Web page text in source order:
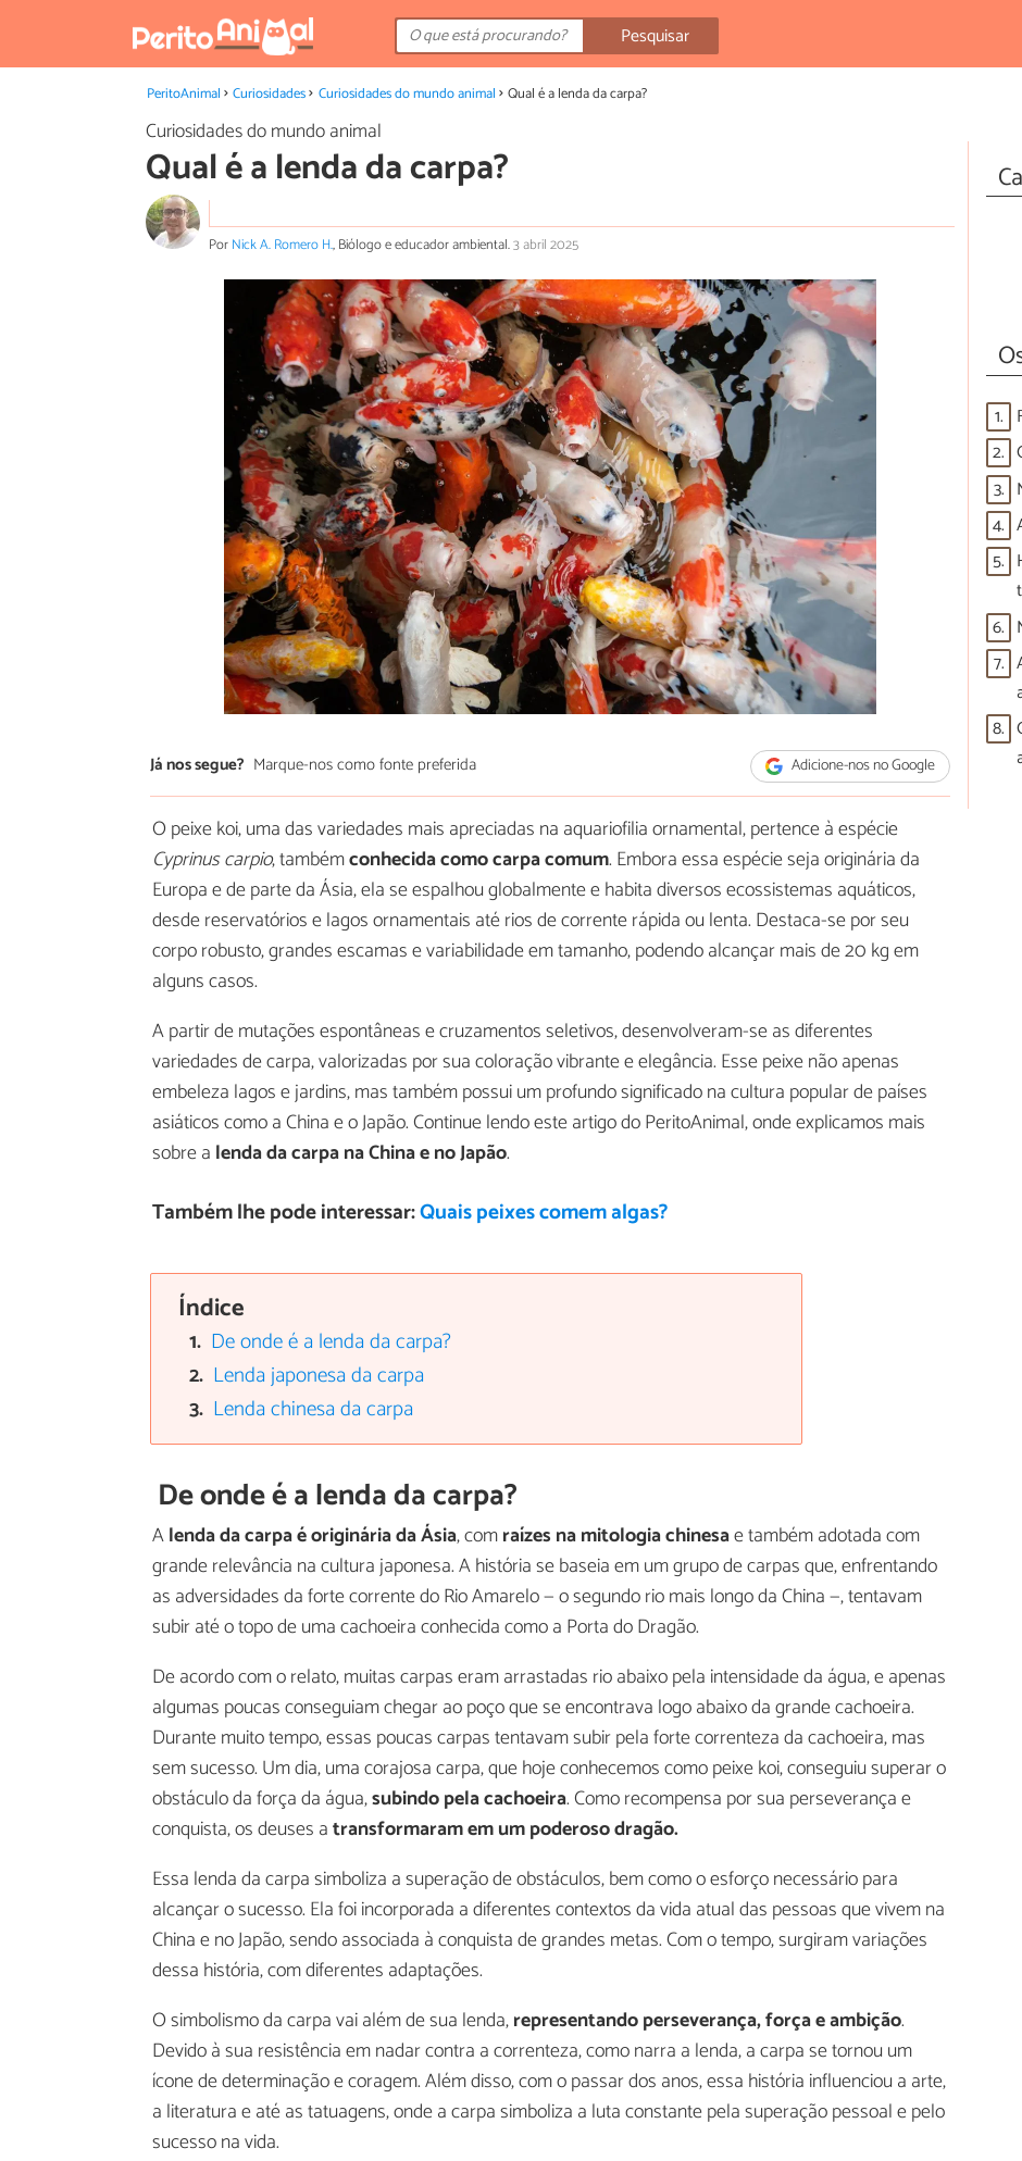
Pesquisar
PeritoAnimal Curiosidades Curiosidades do mundo animal Qual é a lenda da carpa?
Curiosidades do mundo animal
Qual é a lenda da carpa?
PorNick A. Romero H., Biólogo e educador ambiental.3 abril 2025
Já nos segue? Marque-nos como fonte preferida Adicione-nos no Google
O peixe koi, uma das variedades mais apreciadas na aquariofilia ornamental, pertence à espécie
Cyprinus carpio, tambémconhecida como carpa comum. Embora essa espécie seja originária da
Europa e de parte da Ásia, ela se espalhou globalmente e habita diversos ecossistemas aquáticos,
desde reservatórios e lagos ornamentais até rios de corrente rápida ou lenta. Destaca-se por seu
corpo robusto, grandes escamas e variabilidade em tamanho, podendo alcançar mais de 20 kg em
alguns casos.
A partir de mutações espontâneas e cruzamentos seletivos, desenvolveram-se as diferentes
variedades de carpa, valorizadas por sua coloração vibrante e elegância. Esse peixe não apenas
embeleza lagos e jardins, mas também possui um profundo significado na cultura popular de países
asiáticos como a China e o Japão. Continue lendo este artigo do PeritoAnimal, onde explicamos mais
sobre a lenda da carpa na China e no Japão.
Também lhe pode interessar:Quais peixes comem algas?
Índice
De onde é a lenda da carpa?
Lenda japonesa da carpa
Lenda chinesa da carpa
De onde é a lenda da carpa?
Alenda da carpa é originária da Ásia, comraízes na mitologia chinesae também adotada com
grande relevância na cultura japonesa. A história se baseia em um grupo de carpas que, enfrentando
as adversidades da forte corrente do Rio Amarelo — o segundo rio mais longo da China —, tentavam
subir até o topo de uma cachoeira conhecida como a Porta do Dragão.
De acordo com o relato, muitas carpas eram arrastadas rio abaixo pela intensidade da água, e apenas
algumas poucas conseguiam chegar ao poço que se encontrava logo abaixo da grande cachoeira.
Durante muito tempo, essas poucas carpas tentavam subir pela forte correnteza da cachoeira, mas
sem sucesso. Um dia, uma corajosa carpa, que hoje conhecemos como peixe koi, conseguiu superar o
obstáculo da força da água,subindo pelacachoeira. Como recompensa por sua perseverança e
conquista, os deuses atransformaram em um poderoso dragão.
Essa lenda da carpa simboliza a superação de obstáculos, bem como o esforço necessário para
alcançar o sucesso. Ela foi incorporada a diferentes contextos da vida atual das pessoas que vivem na
China e no Japão, sendo associada à conquista de grandes metas. Com o tempo, surgiram variações
dessa história, com diferentes adaptações.
O simbolismo da carpa vai além de sua lenda,representando perseverança, força e ambição.
Devido à sua resistência em nadar contra a correnteza, como narra a lenda, a carpa se tornou um
ícone de determinação e coragem. Além disso, com o passar dos anos, essa história influenciou a arte,
a literatura e até as tatuagens, onde a carpa simboliza a luta constante pela superação pessoal e pelo
sucesso na vida.
1.
2.
3.
4.
5.
6.
7.
8.